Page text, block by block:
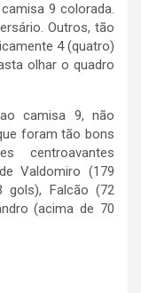
9 colorada.
Outros, tão
4 (quatro)
olhar o quadro
camisa 9, não
foram tão bons
centroavantes
Valdomiro (179
gols), Falcão (72
(acima de 70